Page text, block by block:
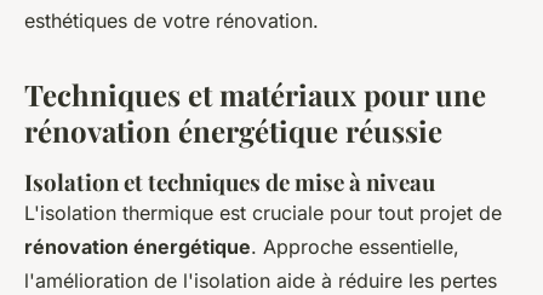
esthétiques de votre rénovation.
Techniques et matériaux pour une
rénovation énergétique réussie
Isolation et techniques de mise à niveau
L'isolation thermique est cruciale pour tout projet de
rénovation énergétique. Approche essentielle,
l'amélioration de l'isolation aide à réduire les pertes